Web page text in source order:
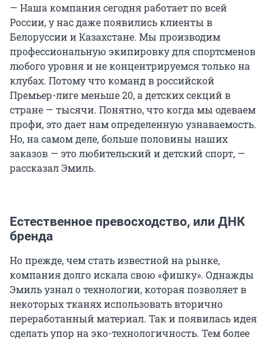
— Наша компания сегодня работает по всей
России, у нас даже появились клиенты в
Белоруссии и Казахстане. Мы производим
профессиональную экипировку для спортсменов
любого уровня и не концентрируемся только на
клубах. Потому что команд в российской
Премьер-лиге меньше 20, а детских секций в
стране — тысячи. Понятно, что когда мы одеваем
профи, это дает нам определенную узнаваемость.
Но, на самом деле, больше половины наших
заказов — это любительский и детский спорт, —
рассказал Эмиль.
Естественное превосходство, или ДНК
бренда
Но прежде, чем стать известной на рынке,
компания долго искала свою «фишку». Однажды
Эмиль узнал о технологии, которая позволяет в
некоторых тканях использовать вторично
переработанный материал. Так и появилась идея
сделать упор на эко-технологичность. Тем более